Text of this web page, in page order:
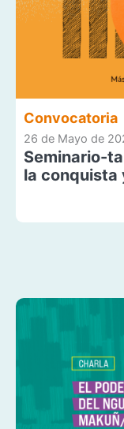
Convocatoria
26 de Mayo de
Seminario-
la conquista